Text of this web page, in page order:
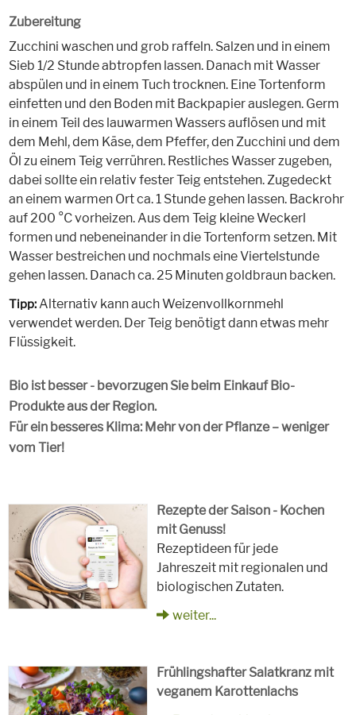
Zubereitung
Zucchini waschen und grob raffeln. Salzen und in einem
Sieb 1/2 Stunde abtropfen lassen. Danach mit Wasser
abspülen und in einem Tuch trocknen. Eine Tortenform
einfetten und den Boden mit Backpapier auslegen. Germ
in einem Teil des lauwarmen Wassers auflösen und mit
dem Mehl, dem Käse, dem Pfeffer, den Zucchini und dem
Öl zu einem Teig verrühren. Restliches Wasser zugeben,
dabei sollte ein relativ fester Teig entstehen. Zugedeckt
an einem warmen Ort ca. 1 Stunde gehen lassen. Backrohr
auf 200 °C vorheizen. Aus dem Teig kleine Weckerl
formen und nebeneinander in die Tortenform setzen. Mit
Wasser bestreichen und nochmals eine Viertelstunde
gehen lassen. Danach ca. 25 Minuten goldbraun backen.
Tipp:Alternativ kann auch Weizenvollkornmehl
verwendet werden. Der Teig benötigt dann etwas mehr
Flüssigkeit.
Bio ist besser - bevorzugen Sie beim Einkauf Bio-
Produkte aus der Region.
Für ein besseres Klima: Mehr von der Pflanze – weniger
vom Tier!
Rezepte der Saison - Kochen
mit Genuss!
Rezeptideen für jede
Jahreszeit mit regionalen und
biologischen Zutaten.
weiter...
Frühlingshafter Salatkranz mit
veganem Karottenlachs